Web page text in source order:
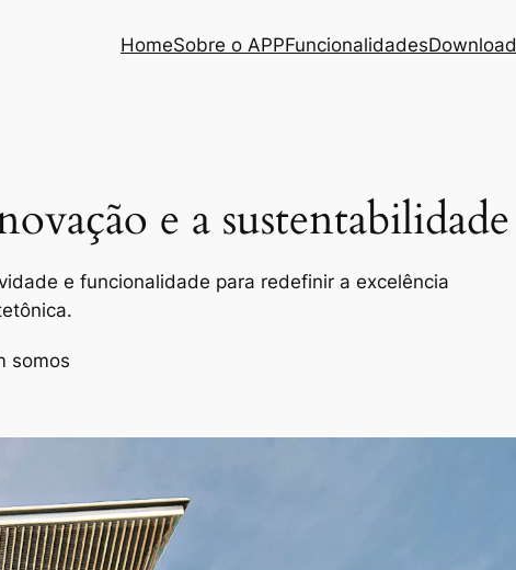
HomeSobre o APPFuncionalidadesDownload
e a sustentabilidade
e funcionalidade para redefinir a excelência
somos